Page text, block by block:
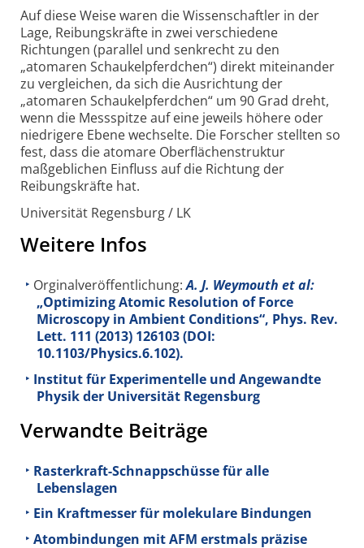
Auf diese Weise waren die Wissenschaftler in der
Lage, Reibungskräfte in zwei verschiedene
Richtungen (parallel und senkrecht zu den
„atomaren Schaukelpferdchen“) direkt miteinander
zu vergleichen, da sich die Ausrichtung der
„atomaren Schaukelpferdchen“ um 90 Grad dreht,
wenn die Messspitze auf eine jeweils höhere oder
niedrigere Ebene wechselte. Die Forscher stellten so
fest, dass die atomare Oberflächenstruktur
maßgeblichen Einfluss auf die Richtung der
Reibungskräfte hat.
Universität Regensburg / LK
Weitere Infos
Orginalveröffentlichung:A. J. Weymouth et al:
„Optimizing Atomic Resolution of Force
Microscopy in Ambient Conditions“, Phys. Rev.
Lett. 111 (2013) 126103 (DOI:
10.1103/Physics.6.102).
Institut für Experimentelle und Angewandte
Physik der Universität Regensburg
Verwandte Beiträge
Rasterkraft-Schnappschüsse für alle
Lebenslagen
Ein Kraftmesser für molekulare Bindungen
Atombindungen mit AFM erstmals präzise